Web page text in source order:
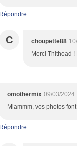
Répondre
C choupette88
Merci Thithoad
omothermix 09/03/2024
Miammm, vos photos
Répondre